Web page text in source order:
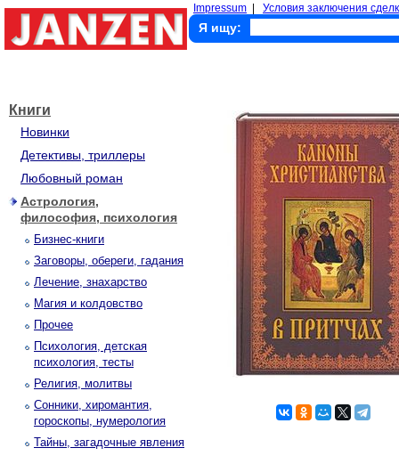
Impressum Условия заключения
Я ищу:
Книги
Новинки
Детективы, триллеры
Любовный роман
Астрология,
философия, психология
Бизнес-книги
Заговоры, обереги, гадания
Лечение, знахарство
Магия и колдовство
Прочее
Психология, детская
психология, тесты
Религия, молитвы
Сонники, хиромантия,
гороскопы, нумерология
Тайны, загадочные явления